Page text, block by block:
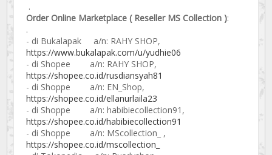
.
Order Online Marketplace ( Reseller MS Collection ):
.
- di Bukalapak a/n: RAHY SHOP,
https://www.bukalapak.com/u/yudhie06
- di Shopee a/n: RAHY SHOP,
https://shopee.co.id/rusdiansyah81
- di Shoppe a/n: EN_Shop,
https://shopee.co.id/ellanurlaila23
- di Shoppe a/n: habibiecollection91,
https://shopee.co.id/habibiecollection91
- di Shoppe a/n: MScollection_ ,
https://shopee.co.id/mscollection_